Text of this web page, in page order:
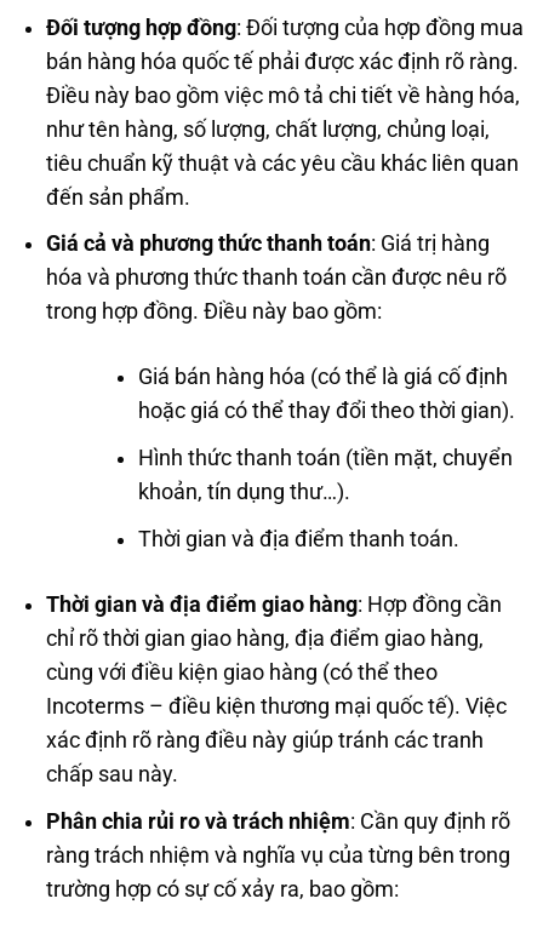
Đối tượng hợp đồng: Đối tượng của hợp đồng mua
bán hàng hóa quốc tế phải được xác định rõ ràng.
Điều này bao gồm việc mô tả chi tiết về hàng hóa,
như tên hàng, số lượng, chất lượng, chủng loại,
tiêu chuẩn kỹ thuật và các yêu cầu khác liên quan
đến sản phẩm.
Giá cả và phương thức thanh toán: Giá trị hàng
hóa và phương thức thanh toán cần được nêu rõ
trong hợp đồng. Điều này bao gồm:
Giá bán hàng hóa (có thể là giá cố định
hoặc giá có thể thay đổi theo thời gian).
Hình thức thanh toán (tiền mặt, chuyển
khoản, tín dụng thư…).
Thời gian và địa điểm thanh toán.
Thời gian và địa điểm giao hàng: Hợp đồng cần
chỉ rõ thời gian giao hàng, địa điểm giao hàng,
cùng với điều kiện giao hàng (có thể theo
Incoterms – điều kiện thương mại quốc tế). Việc
xác định rõ ràng điều này giúp tránh các tranh
chấp sau này.
Phân chia rủi ro và trách nhiệm: Cần quy định rõ
ràng trách nhiệm và nghĩa vụ của từng bên trong
trường hợp có sự cố xảy ra, bao gồm: